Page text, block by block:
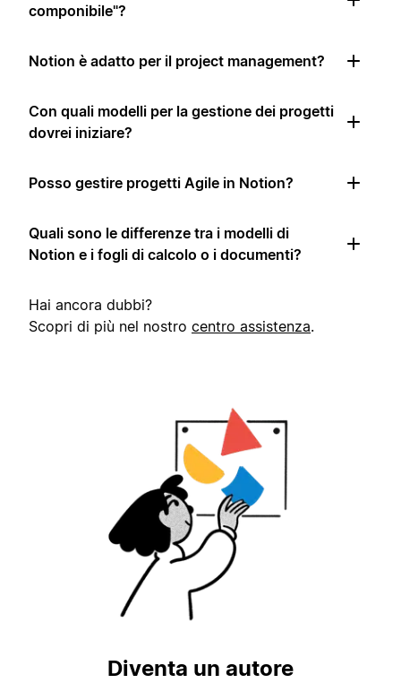
componibile"?
Notion è adatto per il project management?
Con quali modelli per la gestione dei progetti
dovrei iniziare?
Posso gestire progetti Agile in Notion?
Quali sono le differenze tra i modelli di
Notion e i fogli di calcolo o i documenti?
Hai ancora dubbi?
Scopri di più nel nostro centro assistenza.
Diventa un autore